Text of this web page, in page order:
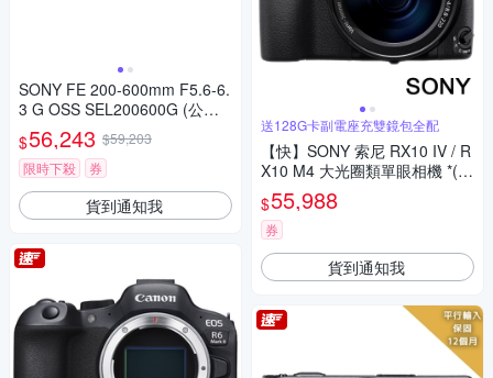
SONY FE 200-600mm F5.6-6.
3 G OSS SEL200600G (公司
貨)
$56,243 $59,203
限時下殺
券
貨到通知我
送128G卡副電座充雙鏡包全配
【快】SONY 索尼 RX10 IV / R
X10 M4 大光圈類單眼相機 *(中
文平輸)
$55,988
券
貨到通知我